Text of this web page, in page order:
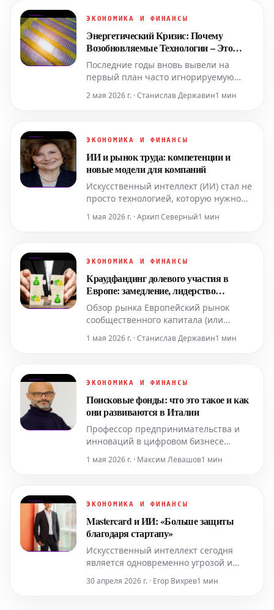
году это явление достигло зрелости:
ЭКОНОМИКА И ФИНАНСЫ
Энергетический Кризис: Почему
Возобновляемые Технологии – Это
Новая Устойчивость
Последние годы вновь вывели на
первый план часто игнорируемую
Италия, более чем на 95% зависящая
напряженности и нестабильности цен
существует реальная надеж
2 мая 2026 г. · Станислав Державин1 мин
ЭКОНОМИКА И ФИНАНСЫ
ИИ и рынок труда: компетенции и
новые модели для компаний
Искусственный интеллект (ИИ) стал не
просто технологией, которую нужно
освоить, а новой операционной
средой, в которой компании
этого понимания возникла
трансформации, компетенции и
организация», организо
1 мая 2026 г. · Архип Северный1 мин
ЭКОНОМИКА И ФИНАНСЫ
Краудфандинг долевого участия в
Европе: замедление, лидерство
Франции и резкое падение Италии
Обзор рынка Европейский рынок
сообщественного капитала (или
открыл 2026 год с неоднозначными
однако она проходит через фазу
географические, секторальные и
операцион
1 мая 2026 г. · Станислав Державин1 мин
ЭКОНОМИКА И ФИНАНСЫ
Поисковые фонды: что это такое и как
они развиваются в Италии
Профессор предпринимательства и
инноваций в цифровом бизнесе
университета и содиректор
(Search Fund) в Италии активно
инвестиционные инс
1 мая 2026 г. · Максим Левашов1 мин
ЭКОНОМИКА И ФИНАНСЫ
Mastercard и ИИ: «Больше защиты
благодаря стартапу»
Искусственный интеллект сегодня
является одновременно угрозой и
работающих с кредитными картами.
30 апреля 2026 г. · Егор Вихрев1 мин